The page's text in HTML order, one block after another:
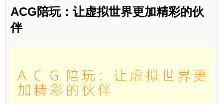
ACG陪玩：让虚拟世界更加精彩的伙
伴